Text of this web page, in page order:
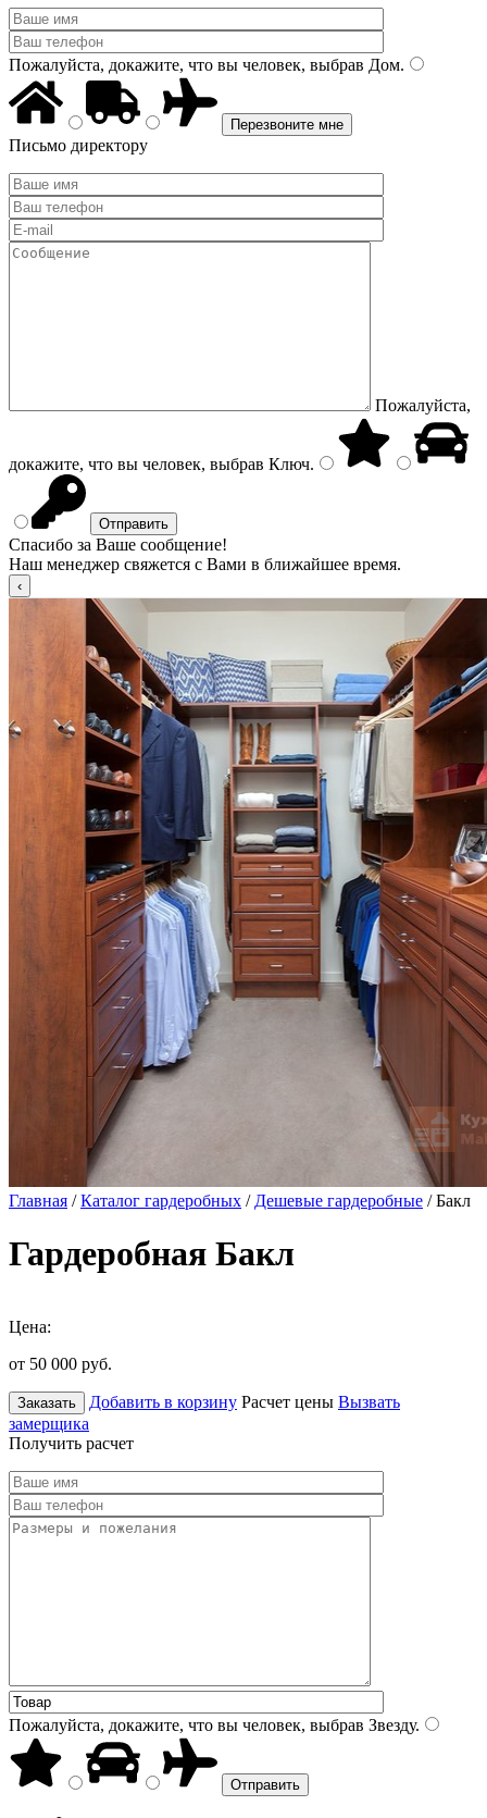
Пожалуйста, докажите, что вы человек, выбрав Дом.
Письмо директору
Пожалуйста,
докажите, что вы человек, выбрав Ключ.
Спасибо за Ваше сообщение!
Наш менеджер свяжется с Вами в ближайшее время.
Главная /Каталог гардеробных / Дешевые гардеробные / Бакл
Гардеробная Бакл
Цена:
от 50 000 руб.
Заказать Добавить в корзину Расчет цены Вызвать
замерщика
Получить расчет
Пожалуйста, докажите, что вы человек, выбрав Звезду.